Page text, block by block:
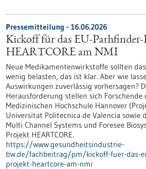
Pressemitteilung - 16.06.2026
Kickoff für das EU-Pathfinder-
HEARTCORE am NMI
Neue Medikamentenwirkstoffe sollten
wenig belasten, das ist klar. Aber wie
Auswirkungen zuverlässig vorhersagen?
Herausforderung stellen sich Forschende
Medizinischen Hochschule Hannover
Universitat Politecnica de Valencia
Multi Channel Systems und Foresee
Projekt HEARTCORE.
https://www.gesundheitsindustrie-
bw.de/fachbeitrag/pm/kickoff-fuer-das-
projekt-heartcore-am-nmi